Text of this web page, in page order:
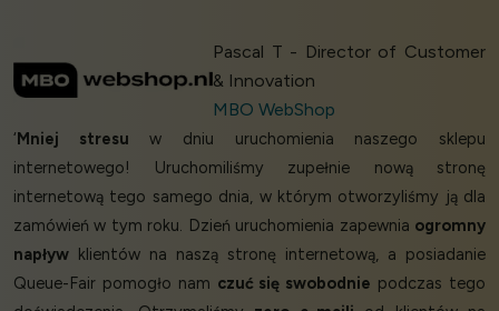
Pascal T - Director of Customer
& Innovation
MBO WebShop
‘Mniej stresu w dniu uruchomienia naszego sklepu
internetowego! Uruchomiliśmy zupełnie nową stronę
internetową tego samego dnia, w którym otworzyliśmy ją dla
zamówień w tym roku. Dzień uruchomienia zapewnia ogromny
napływ klientów na naszą stronę internetową, a posiadanie
Queue-Fair pomogło nam czuć się swobodnie podczas tego